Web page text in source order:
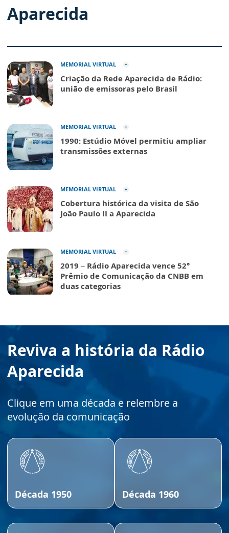
Aparecida
MEMORIAL VIRTUAL
Criação da Rede Aparecida de Rádio:
união de emissoras pelo Brasil
MEMORIAL VIRTUAL
1990: Estúdio Móvel permitiu ampliar
transmissões externas
MEMORIAL VIRTUAL
Cobertura histórica da visita de São
João Paulo II a Aparecida
MEMORIAL VIRTUAL
2019 – Rádio Aparecida vence 52°
Prêmio de Comunicação da CNBB em
duas categorias
Reviva a história da Rádio
Aparecida
Clique em uma década e relembre a
evolução da comunicação
Década 1950 Década 1960